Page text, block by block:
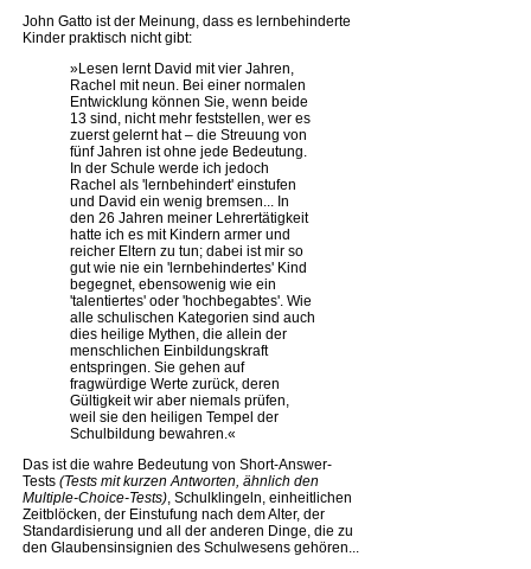
John Gatto ist der Meinung, dass es lernbehinderte
Kinder praktisch nicht gibt:
»Lesen lernt David mit vier Jahren,
Rachel mit neun. Bei einer normalen
Entwicklung können Sie, wenn beide
13 sind, nicht mehr feststellen, wer es
zuerst gelernt hat – die Streuung von
fünf Jahren ist ohne jede Bedeutung.
In der Schule werde ich jedoch
Rachel als 'lernbehindert' einstufen
und David ein wenig bremsen... In
den 26 Jahren meiner Lehrertätigkeit
hatte ich es mit Kindern armer und
reicher Eltern zu tun; dabei ist mir so
gut wie nie ein 'lernbehindertes' Kind
begegnet, ebensowenig wie ein
'talentiertes' oder 'hochbegabtes'. Wie
alle schulischen Kategorien sind auch
dies heilige Mythen, die allein der
menschlichen Einbildungskraft
entspringen. Sie gehen auf
fragwürdige Werte zurück, deren
Gültigkeit wir aber niemals prüfen,
weil sie den heiligen Tempel der
Schulbildung bewahren.«
Das ist die wahre Bedeutung von Short-Answer-
Tests (Tests mit kurzen Antworten, ähnlich den
Multiple-Choice-Tests), Schulklingeln, einheitlichen
Zeitblöcken, der Einstufung nach dem Alter, der
Standardisierung und all der anderen Dinge, die zu
den Glaubensinsignien des Schulwesens gehören...